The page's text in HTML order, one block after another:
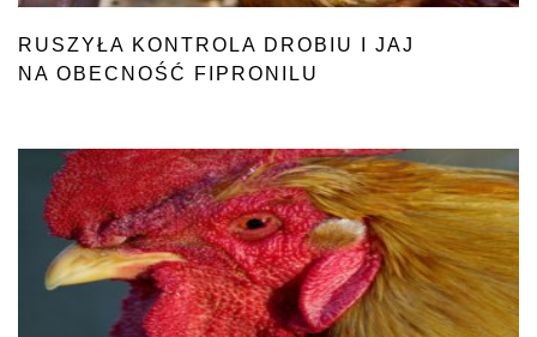
RUSZYŁA KONTROLA DROBIU I JAJ
NA OBECNOŚĆ FIPRONILU